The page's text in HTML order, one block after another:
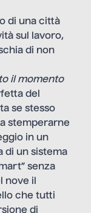
di una città
sul lavoro,
di non
il momento
del
se stesso
stemperarne
in un
di un sistema
senza
nove il
che tutti
di